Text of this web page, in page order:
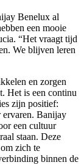
Benelux al
een mooie
“Het vraagt tijd
We blijven leren
en zorgen
Het is een continu
zijn positief:
ervaren. Banijay
een cultuur
staan. Deze
zich te
binnen de